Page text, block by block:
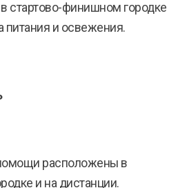
стартово-финишном городке
питания и освежения.
расположены в
и на дистанции.